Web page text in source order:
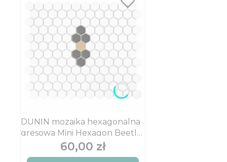
DUNIN mozaika hexagonalna
gresowa Mini Hexagon Beetle
Black mattCena
60,00 zł